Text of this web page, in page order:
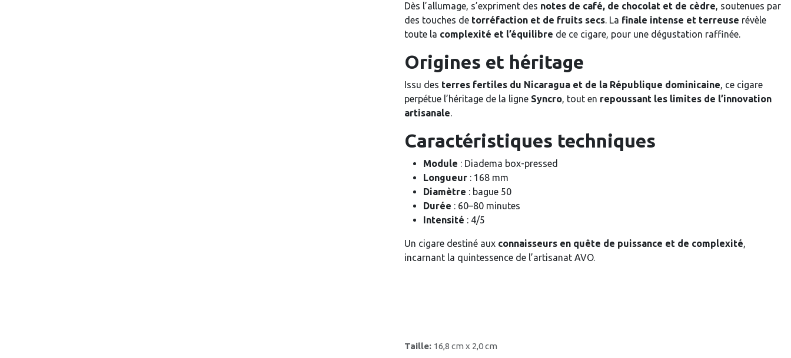
Dès l’allumage, s’expriment des notes de café, de chocolat et de cèdre, soutenues par
des touches de torréfaction et de fruits secs. La finale intense et terreuse révèle
toute la complexité et l’équilibre de ce cigare, pour une dégustation raffinée.
Origines et héritage
Issu des terres fertiles du Nicaragua et de la République dominicaine, ce cigare
perpétue l’héritage de la ligne Syncro, tout en repoussant les limites de l’innovation
artisanale.
Caractéristiques techniques
Module : Diadema box-pressed
Longueur : 168 mm
Diamètre : bague 50
Durée : 60–80 minutes
Intensité : 4/5
Un cigare destiné aux connaisseurs en quête de puissance et de complexité,
incarnant la quintessence de l’artisanat AVO.
Taille: 16,8 cm x 2,0 cm